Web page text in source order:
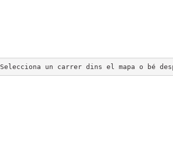
Selecciona un carrer dins el mapa o bé